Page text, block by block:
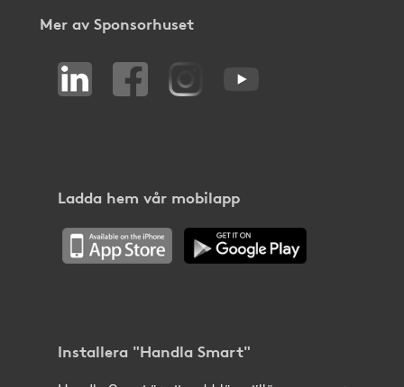
Mer av Sponsorhuset
Ladda hem vår mobilapp
Installera "Handla Smart"